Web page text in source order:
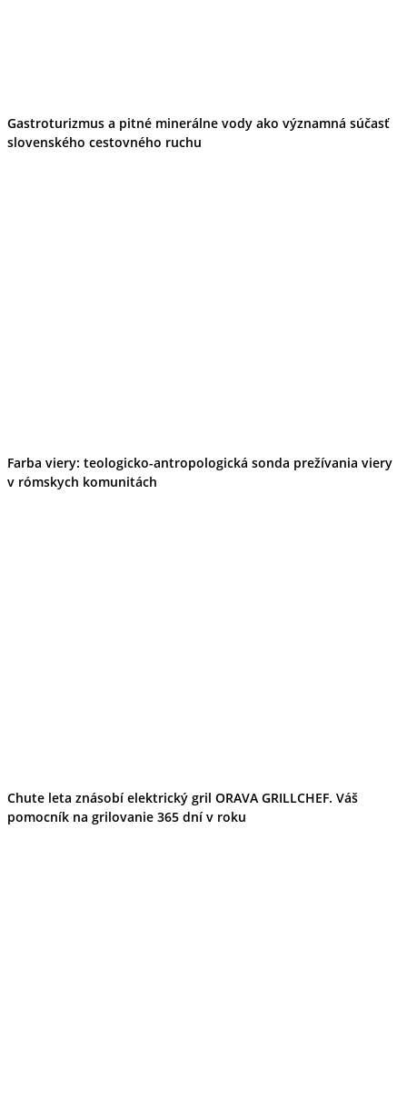
Gastroturizmus a pitné minerálne vody ako významná súčasť
slovenského cestovného ruchu
Farba viery: teologicko-antropologická sonda prežívania viery
v rómskych komunitách
Chute leta znásobí elektrický gril ORAVA GRILLCHEF. Váš
pomocník na grilovanie 365 dní v roku